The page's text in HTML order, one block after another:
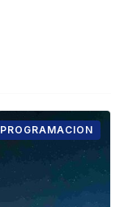
PROGRAMACION